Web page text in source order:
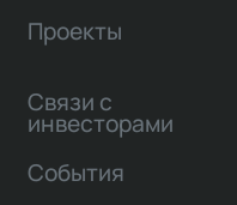
Проекты
Связи с
инвесторами
События